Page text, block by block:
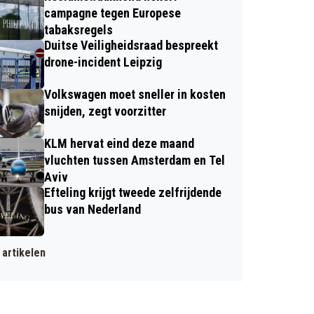
campagne tegen Europese
tabaksregels
Duitse Veiligheidsraad bespreekt
drone-incident Leipzig
Volkswagen moet sneller in kosten
snijden, zegt voorzitter
KLM hervat eind deze maand
vluchten tussen Amsterdam en Tel
Aviv
Efteling krijgt tweede zelfrijdende
bus van Nederland
artikelen